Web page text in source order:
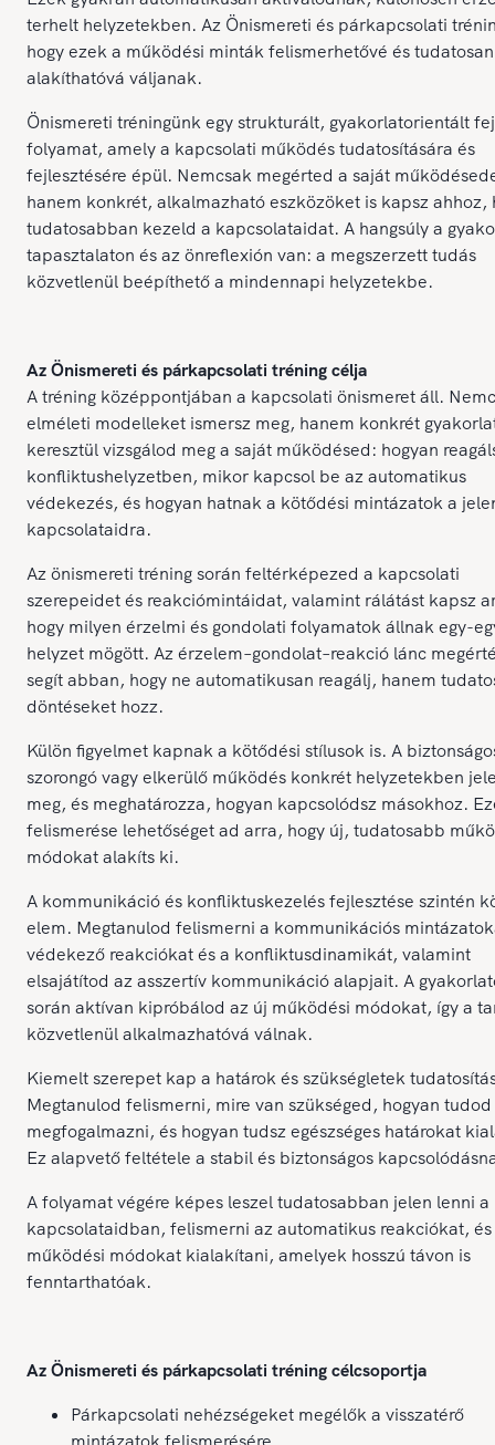
terhelt helyzetekben. Az Önismereti és párkapcsolati
hogy ezek a működési minták felismerhetővé és tudatosan
alakíthatóvá váljanak.
Önismereti tréningünk egy strukturált, gyakorlatorientált
folyamat, amely a kapcsolati működés tudatosítására és
fejlesztésére épül. Nemcsak megérted a saját
hanem konkrét, alkalmazható eszközöket is kapsz ahhoz,
tudatosabban kezeld a kapcsolataidat. A hangsúly a
tapasztalaton és az önreflexión van: a megszerzett tudás
közvetlenül beépíthető a mindennapi helyzetekbe.
Az Önismereti és párkapcsolati tréning célja
A tréning középpontjában a kapcsolati önismeret áll.
elméleti modelleket ismersz meg, hanem konkrét
keresztül vizsgálod meg a saját működésed: hogyan
konfliktushelyzetben, mikor kapcsol be az automatikus
védekezés, és hogyan hatnak a kötődési mintázatok a
kapcsolataidra.
Az önismereti tréning során feltérképezed a kapcsolati
szerepeidet és reakciómintáidat, valamint rálátást kapsz
hogy milyen érzelmi és gondolati folyamatok állnak egy-
helyzet mögött. Az érzelem–gondolat–reakció lánc
segít abban, hogy ne automatikusan reagálj, hanem
döntéseket hozz.
Külön figyelmet kapnak a kötődési stílusok is. A
szorongó vagy elkerülő működés konkrét helyzetekben
meg, és meghatározza, hogyan kapcsolódsz másokhoz.
felismerése lehetőséget ad arra, hogy új, tudatosabb
módokat alakíts ki.
A kommunikáció és konfliktuskezelés fejlesztése szintén
elem. Megtanulod felismerni a kommunikációs
védekező reakciókat és a konfliktusdinamikát, valamint
elsajátítod az asszertív kommunikáció alapjait. A
során aktívan kipróbálod az új működési módokat, így a
közvetlenül alkalmazhatóvá válnak.
Kiemelt szerepet kap a határok és szükségletek
Megtanulod felismerni, mire van szükséged, hogyan
megfogalmazni, és hogyan tudsz egészséges határokat
Ez alapvető feltétele a stabil és biztonságos
A folyamat végére képes leszel tudatosabban jelen lenni a
kapcsolataidban, felismerni az automatikus reakciókat,
működési módokat kialakítani, amelyek hosszú távon is
fenntarthatóak.
Az Önismereti és párkapcsolati tréning célcsoportja
Párkapcsolati nehézségeket megélők a visszatérő